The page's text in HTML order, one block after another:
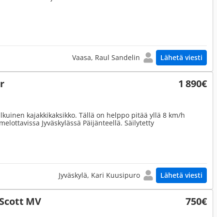
Vaasa, Raul Sandelin Lähetä viesti
1 890€
kajakkikaksikko. Tällä on helppo pitää yllä 8 km/h
Jyväskylässä Päijänteellä. Säilytetty
Jyväskylä, Kari Kuusipuro Lähetä viesti
MV 750€